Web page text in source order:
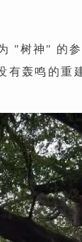
"树神" 的
有轰鸣的重